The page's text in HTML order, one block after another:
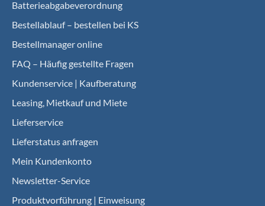
Batterieabgabeverordnung
Bestellablauf – bestellen bei KS
Bestellmanager online
FAQ – Häufig gestellte Fragen
Kundenservice | Kaufberatung
Leasing, Mietkauf und Miete
Lieferservice
Lieferstatus anfragen
Mein Kundenkonto
Newsletter-Service
Produktvorführung | Einweisung